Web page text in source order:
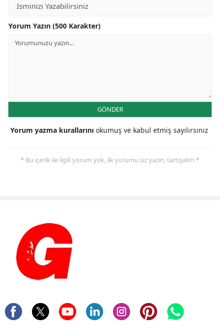
Yorum Yazın (500 Karakter)
GÖNDER
Yorum yazma kurallarını okumuş ve kabul etmiş sayılırsınız
* Bu içerik ile ilgili yorum yok, ilk yorumu siz yazın, tartışalım *